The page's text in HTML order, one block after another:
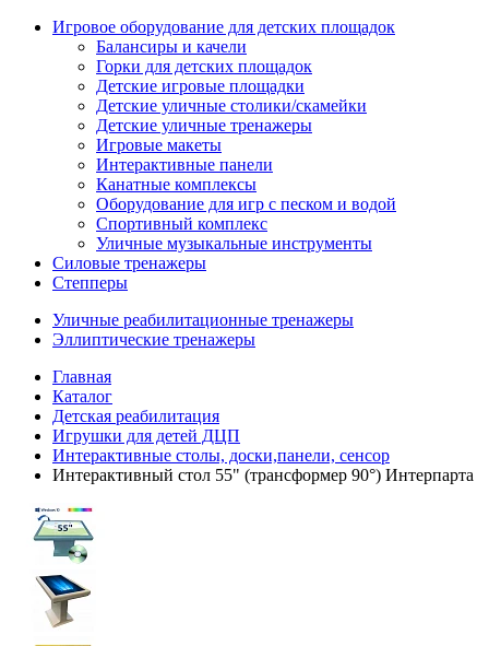
Игровое оборудование для детских площадок
Балансиры и качели
Горки для детских площадок
Детские игровые площадки
Детские уличные столики/скамейки
Детские уличные тренажеры
Игровые макеты
Интерактивные панели
Канатные комплексы
Оборудование для игр с песком и водой
Спортивный комплекс
Уличные музыкальные инструменты
Силовые тренажеры
Степперы
Уличные реабилитационные тренажеры
Эллиптические тренажеры
Главная
Каталог
Детская реабилитация
Игрушки для детей ДЦП
Интерактивные столы, доски,панели, сенсор
Интерактивный стол 55" (трансформер 90°) Интерпарта